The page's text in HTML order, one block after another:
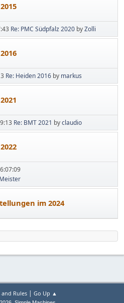
Re: PMC Südpfalz 2020 byZolli
Re: Heiden 2016 by markus
Re: BMT 2021 byclaudio
im 2024
and Rules| Go Up ▲